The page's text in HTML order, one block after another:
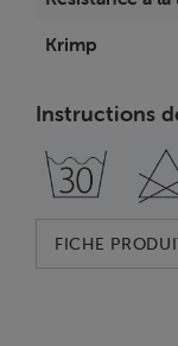
Krimp
Instructions
FICHE